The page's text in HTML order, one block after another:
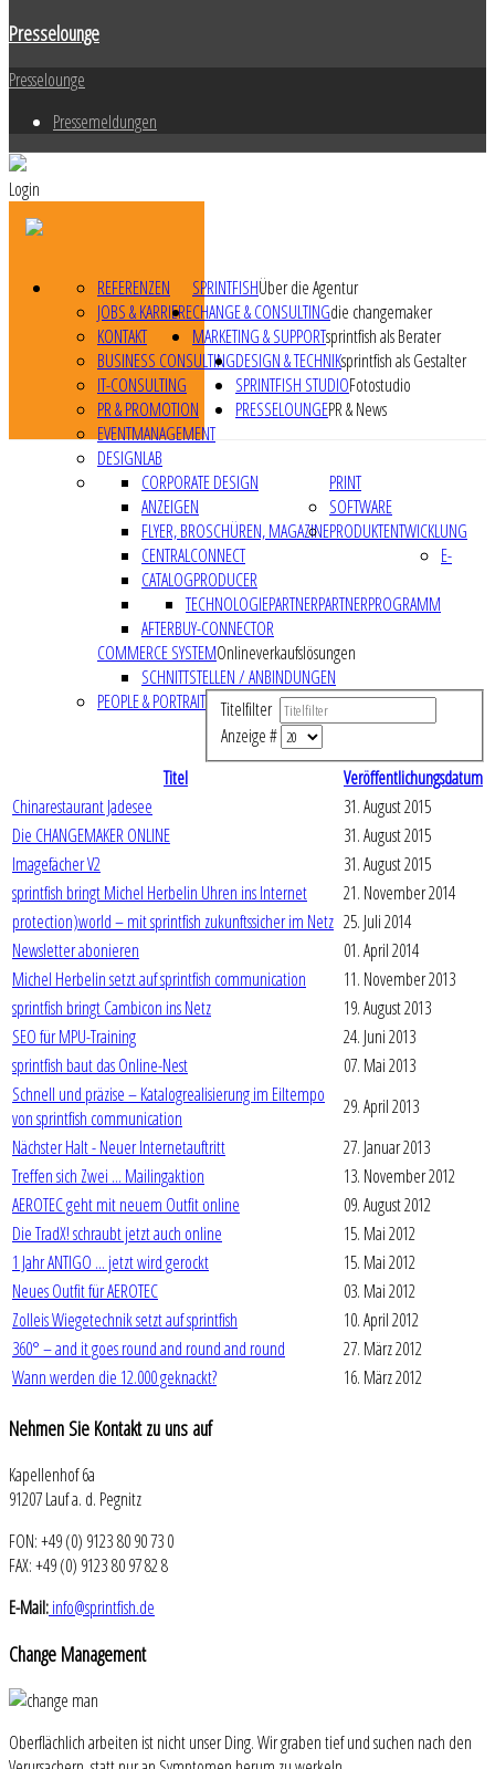
Presselounge
Presselounge
Pressemeldungen
Login
SPRINTFISHÜber die Agentur
REFERENZEN
JOBS & KARRIERE
KONTAKT
CHANGE & CONSULTINGdie changemaker
MARKETING & SUPPORTsprintfish als Berater
BUSINESS CONSULTING
IT-CONSULTING
PR & PROMOTION
EVENTMANAGEMENT
DESIGNLAB
DESIGN & TECHNIKsprintfish als Gestalter
PRINT
CORPORATE DESIGN
ANZEIGEN
FLYER, BROSCHÜREN, MAGAZINE
SOFTWARE
CENTRALCONNECT
CATALOGPRODUCER
PARTNERPROGRAMM
TECHNOLOGIEPARTNER
AFTERBUY-CONNECTOR
PRODUKTENTWICKLUNG
E-
COMMERCE SYSTEMOnlineverkaufslösungen
SCHNITTSTELLEN / ANBINDUNGEN
SPRINTFISH STUDIOFotostudio
PEOPLE & PORTRAIT
PRESSELOUNGEPR & News
Titelfilter
Anzeige #
Titel
Veröffentlichungsdatum
Chinarestaurant Jadesee
31. August 2015
Die CHANGEMAKER ONLINE
31. August 2015
Imagefächer V2
31. August 2015
sprintfish bringt Michel Herbelin Uhren ins Internet
21. November 2014
protection)world – mit sprintfish zukunftssicher im Netz 25. Juli 2014
Newsletter abonieren
01. April 2014
Michel Herbelin setzt auf sprintfish communication
11. November 2013
sprintfish bringt Cambicon ins Netz
19. August 2013
SEO für MPU-Training
24. Juni 2013
sprintfish baut das Online-Nest
07. Mai 2013
Schnell und präzise – Katalogrealisierung im Eiltempo
von sprintfish communication
29. April 2013
Nächster Halt - Neuer Internetauftritt
27. Januar 2013
Treffen sich Zwei ... Mailingaktion
13. November 2012
AEROTEC geht mit neuem Outfit online
09. August 2012
Die TradX! schraubt jetzt auch online
15. Mai 2012
1 Jahr ANTIGO ... jetzt wird gerockt
15. Mai 2012
Neues Outfit für AEROTEC
03. Mai 2012
Zolleis Wiegetechnik setzt auf sprintfish
10. April 2012
360° – and it goes round and round and round
27. März 2012
Wann werden die 12.000 geknackt?
16. März 2012
Nehmen Sie Kontakt zu uns auf
Kapellenhof 6a
91207 Lauf a. d. Pegnitz
FON: +49 (0) 9123 80 90 73 0
FAX: +49 (0) 9123 80 97 82 8
E-Mail:info@sprintfish.de
Change Management
Oberflächlich arbeiten ist nicht unser Ding. Wir graben tief und suchen nach den